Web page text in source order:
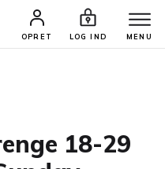
OPRET LOG IND MENU
SØG PROFIL
18-29